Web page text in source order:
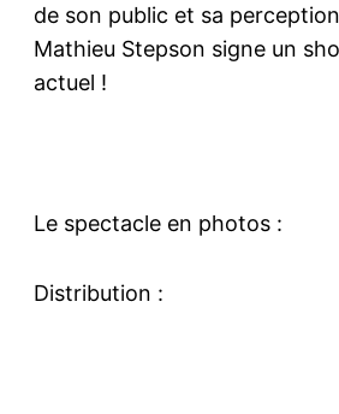
de son public et sa
Mathieu Stepson signe un
actuel !
Le spectacle en photos :
Distribution :